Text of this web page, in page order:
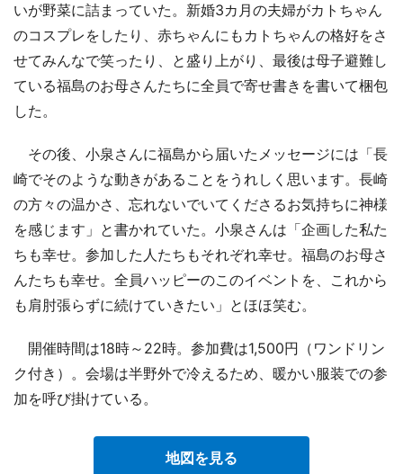
いが野菜に詰まっていた。新婚3カ月の夫婦がカトちゃん
のコスプレをしたり、赤ちゃんにもカトちゃんの格好をさ
せてみんなで笑ったり、と盛り上がり、最後は母子避難し
ている福島のお母さんたちに全員で寄せ書きを書いて梱包
した。
その後、小泉さんに福島から届いたメッセージには「長
崎でそのような動きがあることをうれしく思います。長崎
の方々の温かさ、忘れないでいてくださるお気持ちに神様
を感じます」と書かれていた。小泉さんは「企画した私た
ちも幸せ。参加した人たちもそれぞれ幸せ。福島のお母さ
んたちも幸せ。全員ハッピーのこのイベントを、これから
も肩肘張らずに続けていきたい」とほほ笑む。
開催時間は18時～22時。参加費は1,500円（ワンドリン
ク付き）。会場は半野外で冷えるため、暖かい服装での参
加を呼び掛けている。
地図を見る